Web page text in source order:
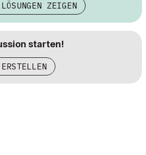
ZEIGEN
starten!